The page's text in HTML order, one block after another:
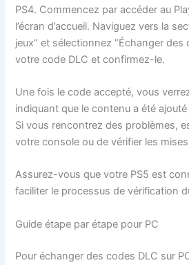
PS4. Commencez par accéder au
l’écran d’accueil. Naviguez vers la
jeux” et sélectionnez “Échanger des
votre code DLC et confirmez-le.
Une fois le code accepté, vous
indiquant que le contenu a été
Si vous rencontrez des problèmes,
votre console ou de vérifier les
Assurez-vous que votre PS5 est
faciliter le processus de vérification
Guide étape par étape pour PC
Pour échanger des codes DLC sur